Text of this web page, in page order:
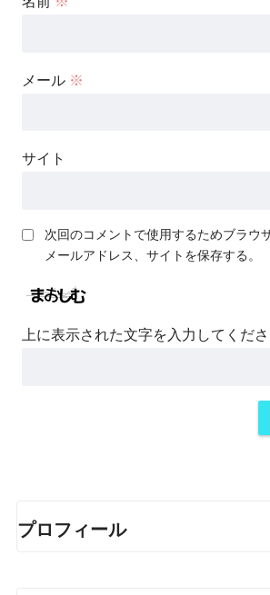
メール ※
サイト
次回のコメントで使用するためブラウ
メールアドレス、サイトを保存する。
上に表示された文字を入力してくださ
プロフィール